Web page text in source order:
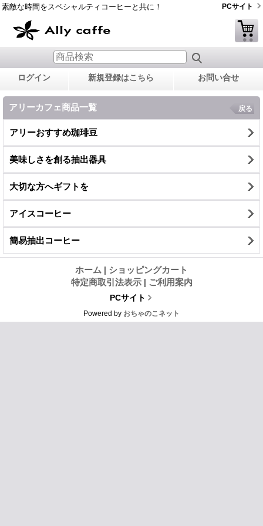
素敵な時間をスペシャルティコーヒーと共に！ PCサイト
ログイン 新規登録はこちら お問い合せ
アリーカフェ商品一覧 戻る
アリーおすすめ珈琲豆
美味しさを創る抽出器具
大切な方へギフトを
アイスコーヒー
簡易抽出コーヒー
ホーム | ショッピングカート
特定商取引法表示 | ご利用案内
PCサイト
Powered by おちゃのこネット